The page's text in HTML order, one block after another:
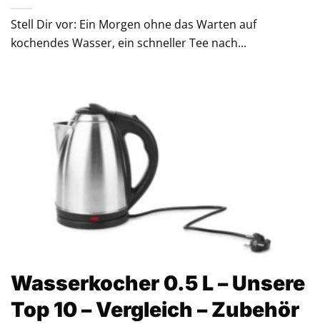
Stell Dir vor: Ein Morgen ohne das Warten auf
kochendes Wasser, ein schneller Tee nach...
Wasserkocher 0.5 L – Unsere
Top 10 – Vergleich – Zubehör